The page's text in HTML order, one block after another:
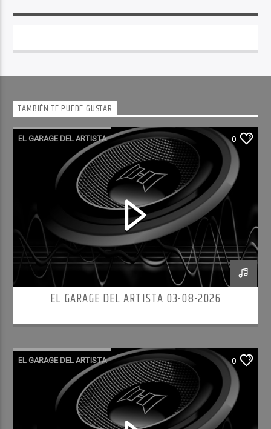
TAMBIÉN TE PUEDE GUSTAR
EL GARAGE DEL ARTISTA 0
EL GARAGE DEL ARTISTA 03-08-2026
EL GARAGE DEL ARTISTA 0